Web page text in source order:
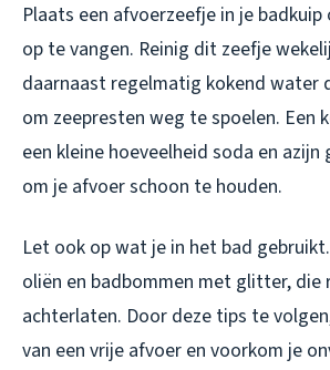
Plaats een afvoerzeefje in je badkuip
op te vangen. Reinig dit zeefje
daarnaast regelmatig kokend water
om zeepresten weg te spoelen. Een
een kleine hoeveelheid soda en azijn
om je afvoer schoon te houden.
Let ook op wat je in het bad
oliën en badbommen met glitter, die
achterlaten. Door deze tips te
van een vrije afvoer en voorkom je